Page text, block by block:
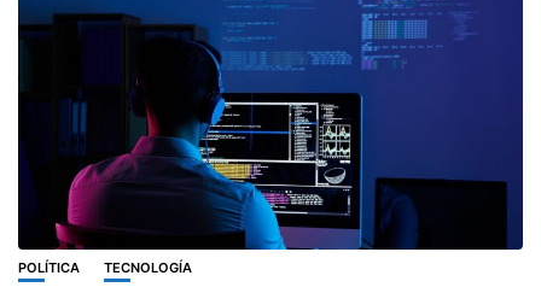
POLÍTICA TECNOLOGÍA